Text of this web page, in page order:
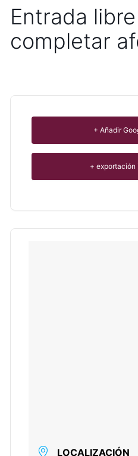
Entrada
completar
+ Añadir
+ exportación
LOCALIZACIÓN